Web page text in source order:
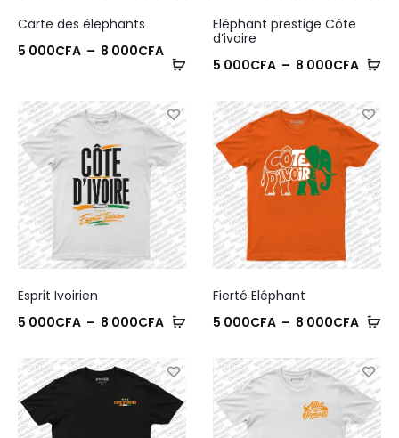
Carte des élephants
5 000CFA – 8 000CFAPlage
de
prix :
5
000CFA
à
8
000CFA
Eléphant prestige Côte
d’ivoire
5 000CFA – 8 000CFAPlage
prix :
5
à
8
Esprit Ivoirien
5 000CFA – 8 000CFAPlage
prix :
000CFA
Fierté Eléphant
5 000CFA – 8 000CFAPlage
prix :
5